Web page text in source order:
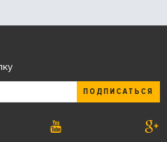
ПОДПИСАТЬСЯ